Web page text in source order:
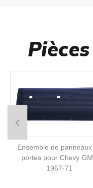
Ensemble de
portes pour Chevy
1967-71